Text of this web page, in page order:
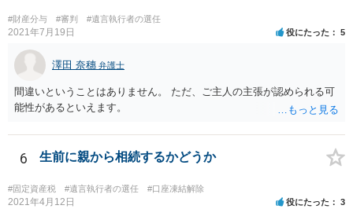
で、対応しましょう。 そのあとは遺留分の請求などがあればそれへの
対応となるでしょう。
#財産分与 #審判 #遺言執行者の選任
2021年7月19日 役にたった 5
澤田 奈穗 弁護士
間違いということはありません。 ただ、ご主人の主張が認められる可
能性があるといえます。
6 生前に親から相続するかどうか
#固定資産税 #遺言執行者の選任 #口座凍結解除
2021年4月12日 役にたった 3